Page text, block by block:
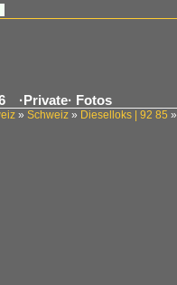
·Private· Fotos
» Schweiz » Dieselloks | 92 85 »